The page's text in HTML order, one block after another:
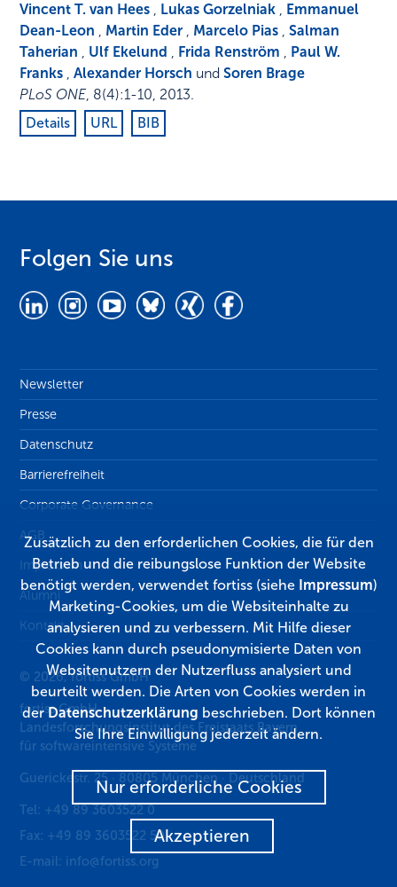
Vincent T. van Hees , Lukas Gorzelniak , Emmanuel
Dean-Leon , Martin Eder , Marcelo Pias ,Salman
Taherian , Ulf Ekelund , Frida Renström , Paul W.
Franks ,Alexander Horsch undSoren Brage
PLoS ONE, 8(4):1-10, 2013.
Details
URL BIB
Folgen Sie uns
Newsletter
Presse
Datenschutz
Barrierefreiheit
Corporate Governance
AGB
Impressum
Alumni
Kontakt
© 2026, fortiss GmbH
fortiss GmbH
Landesforschungsinstitut des Freistaats Bayern
für softwareintensive Systeme
Guerickestr. 25 · 80805 München · Deutschland
Tel: +49 89 3603522 0
Fax: +49 89 3603522 50
E-mail: info@fortiss.org
Zusätzlich zu den erforderlichen Cookies, die für den
Betrieb und die reibungslose Funktion der Website
benötigt werden, verwendet fortiss (siehe Impressum)
Marketing-Cookies, um die Websiteinhalte zu
analysieren und zu verbessern. Mit Hilfe dieser
Cookies kann durch pseudonymisierte Daten von
Websitenutzern der Nutzerfluss analysiert und
beurteilt werden. Die Arten von Cookies werden in
derDatenschutzerklärung beschrieben. Dort können
Sie Ihre Einwilligung jederzeit ändern.
Nur erforderliche Cookies
Akzeptieren